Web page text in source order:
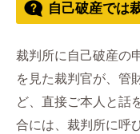
自己破産では
裁判所に自己破産の
を見た裁判官が、管
ど、直接ご本人と話
合には、裁判所に呼